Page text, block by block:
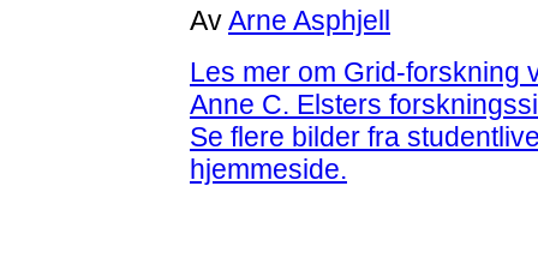
AvArne Asphjell
Les mer om Grid-forskning
Anne C. Elsters
Se flere bilder fra
hjemmeside.